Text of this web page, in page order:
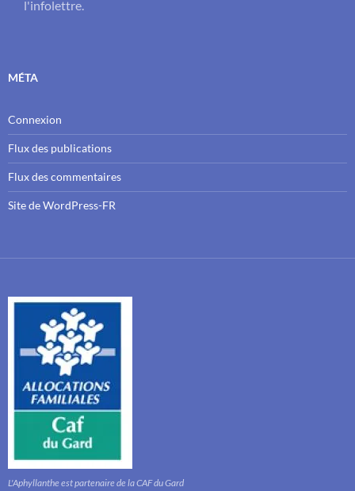
l'infolettre.
MÉTA
Connexion
Flux des publications
Flux des commentaires
Site de WordPress-FR
L'Aphyllanthe est partenaire de la CAF du Gard